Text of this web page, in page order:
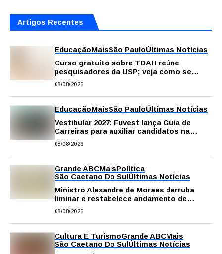
Artigos Recentes
EducaçãoMaisSão PauloÚltimas Notícias
Curso gratuito sobre TDAH reúne
pesquisadores da USP; veja como se
inscrever
08/08/2026
EducaçãoMaisSão PauloÚltimas Notícias
Vestibular 2027: Fuvest lança Guia de
Carreiras para auxiliar candidatos na
escolha da profissão
08/08/2026
Grande ABCMaisPolítica
São Caetano Do SulÚltimas Notícias
Ministro Alexandre de Moraes derruba
liminar e restabelece andamento de
comissão processante contra vereador
08/08/2026
Cultura E TurismoGrande ABCMais
São Caetano Do SulÚltimas Notícias